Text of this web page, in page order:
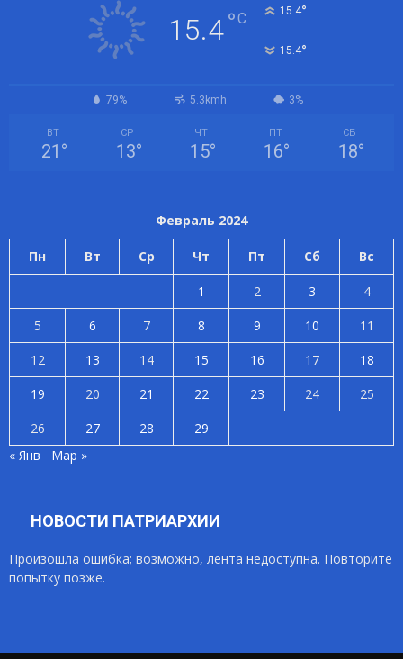
15.4°C 15.4°
15.4°
79% 5.3kmh 3%
ВТ
21 °
СР
13°
ЧТ
15°
ПТ
16°
СБ
18°
Февраль 2024
Пн Вт Ср Чт Пт Сб Вс
1 2 3
4
5
6 7 8 9 10
11
12
13 14 15 16 17
18
19
20 21 22 23 24
25
26
27 28
29
« Янв
Мар »
НОВОСТИ ПАТРИАРХИИ
Произошла ошибка; возможно, лента недоступна. Повторите
попытку позже.